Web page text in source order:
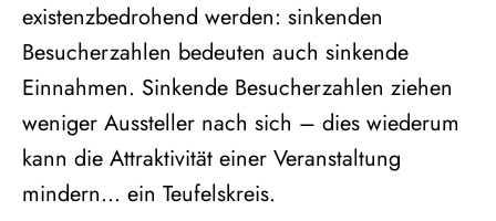
existenzbedrohend werden: sinkenden
Besucherzahlen bedeuten auch sinkende
Einnahmen. Sinkende Besucherzahlen ziehen
weniger Aussteller nach sich – dies wiederum
kann die Attraktivität einer Veranstaltung
mindern… ein Teufelskreis.